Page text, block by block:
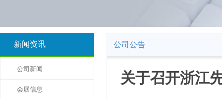
新闻资讯
公司新闻
会展信息
公司公告
关于召开浙江